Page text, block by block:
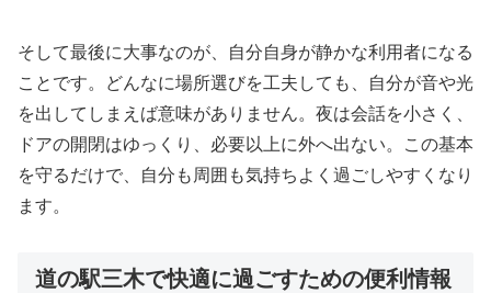
そして最後に大事なのが、自分自身が静かな利用者になる
ことです。どんなに場所選びを工夫しても、自分が音や光
を出してしまえば意味がありません。夜は会話を小さく、
ドアの開閉はゆっくり、必要以上に外へ出ない。この基本
を守るだけで、自分も周囲も気持ちよく過ごしやすくなり
ます。
道の駅三木で快適に過ごすための便利情報